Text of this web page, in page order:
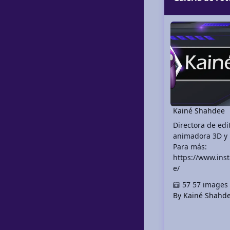
Kainé Shahdee
Kainé Shahdee
Directora de
animadora 3D y
Para más:
https://
e/
57 images
By Kainé